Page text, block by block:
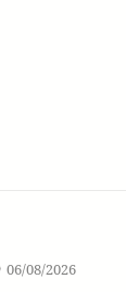
06/08/2026